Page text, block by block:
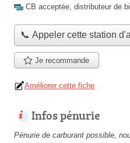
CB acceptée, distributeur de
📞 Appeler cette station
Je recommande
Améliorer cette fiche
Infos pénurie
Pénurie de carburant possible,